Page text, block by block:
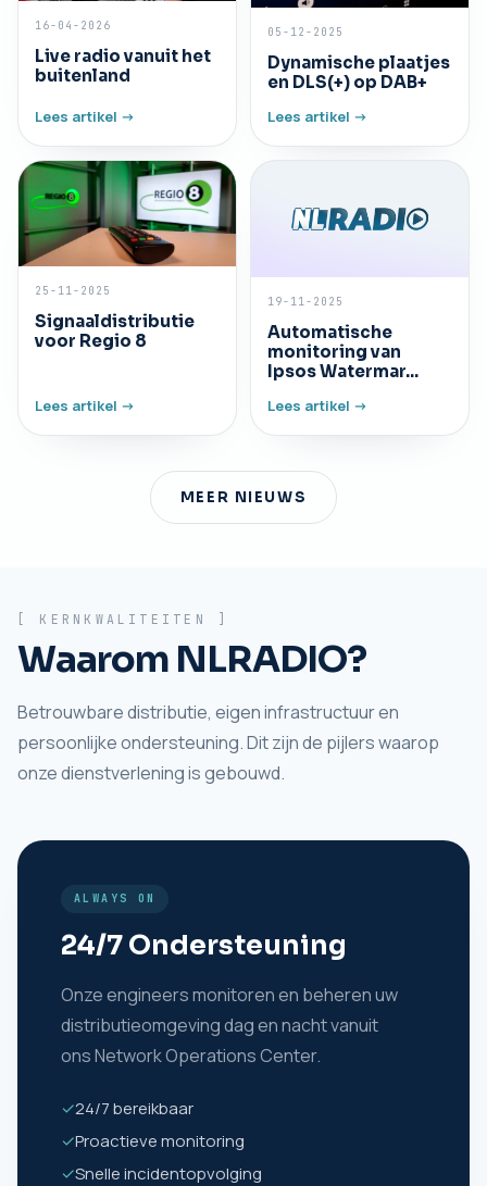
16-04-2026
Live radio vanuit het
buitenland
Lees artikel ->
05-12-2025
Dynamische plaatjes
en DLS(+) op DAB+
Lees artikel ->
25-11-2025
Signaaldistributie
voor Regio 8
Lees artikel ->
19-11-2025
Automatische
monitoring van
Ipsos Watermar...
Lees artikel ->
MEER NIEUWS
[ KERNKWALITEITEN ]
Waarom NLRADIO?
Betrouwbare distributie, eigen infrastructuur en
persoonlijke ondersteuning. Dit zijn de pijlers waarop
onze dienstverlening is gebouwd.
ALWAYS ON
24/7 Ondersteuning
Onze engineers monitoren en beheren uw
distributieomgeving dag en nacht vanuit
ons Network Operations Center.
✓24/7 bereikbaar
✓Proactieve monitoring
✓Snelle incidentopvolging